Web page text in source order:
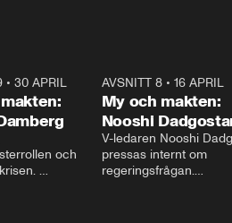
• 30 APRIL
och
AVSNITT 8• 16 APRIL
My och makten:
Nooshi
V-ledaren Nooshi
pressas internt om
regeringsfrågan.